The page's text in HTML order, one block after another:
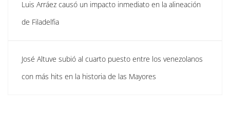
Luis Arráez causó un impacto inmediato en la alineación
de Filadelfia
José Altuve subió al cuarto puesto entre los venezolanos
con más hits en la historia de las Mayores